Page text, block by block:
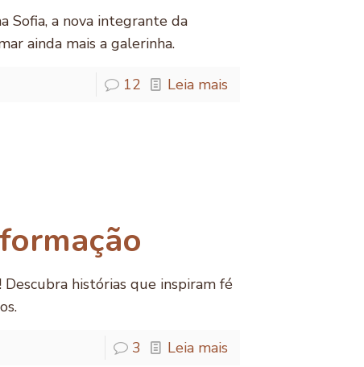
Sofia, a nova integrante da
ainda mais a galerinha.
12 Leia mais
histórias que inspiram fé
3 Leia mais